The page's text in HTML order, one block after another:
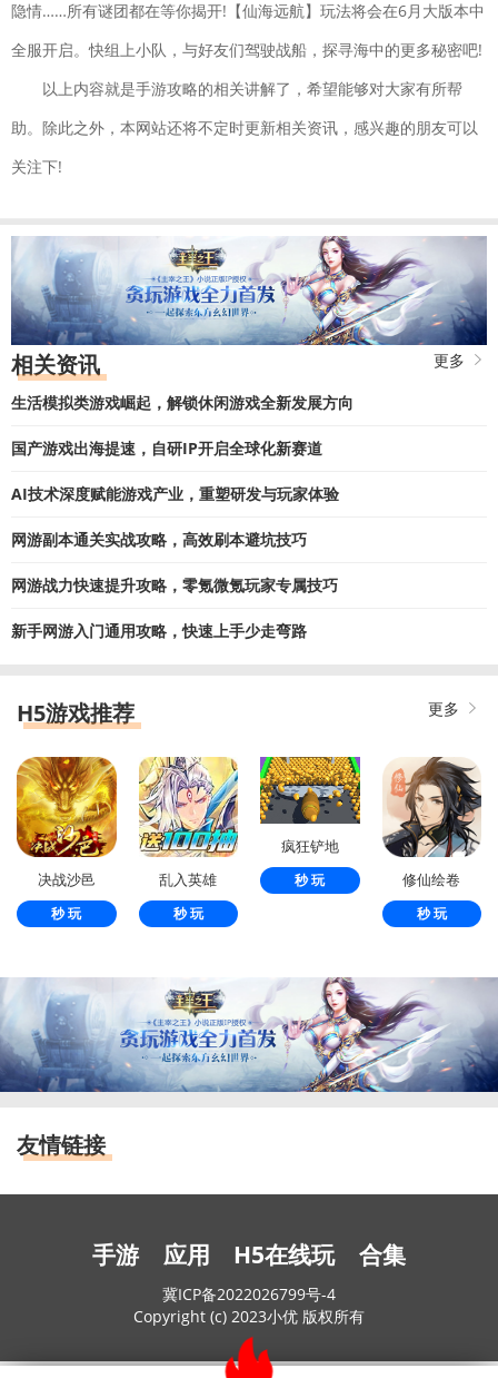
隐情……所有谜团都在等你揭开!【仙海远航】玩法将会在6月大版本中
全服开启。快组上小队，与好友们驾驶战船，探寻海中的更多秘密吧!
以上内容就是手游攻略的相关讲解了，希望能够对大家有所帮
助。除此之外，本网站还将不定时更新相关资讯，感兴趣的朋友可以
关注下!
相关资讯
更多
生活模拟类游戏崛起，解锁休闲游戏全新发展方向
国产游戏出海提速，自研IP开启全球化新赛道
AI技术深度赋能游戏产业，重塑研发与玩家体验
网游副本通关实战攻略，高效刷本避坑技巧
网游战力快速提升攻略，零氪微氪玩家专属技巧
新手网游入门通用攻略，快速上手少走弯路
H5游戏推荐 更多
决战沙邑
秒 玩
乱入英雄
秒 玩
疯狂铲地
秒 玩 修仙绘卷
秒 玩
友情链接
手游 应用 H5在线玩 合集
冀ICP备2022026799号-4
Copyright (c) 2023小优 版权所有